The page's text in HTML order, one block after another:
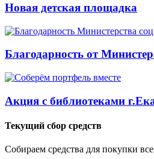
Новая детская площадка
Благодарность от
Акция с библиотеками
Текущий сбор средств
Собираем средства для покупки